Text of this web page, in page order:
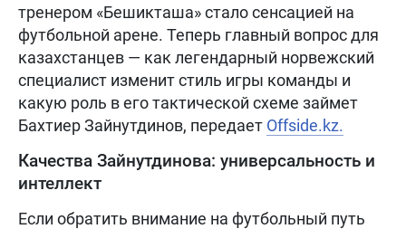
тренером «Бешикташа» стало сенсацией на
футбольной арене. Теперь главный вопрос для
казахстанцев — как легендарный норвежский
специалист изменит стиль игры команды и
какую роль в его тактической схеме займет
Бахтиер Зайнутдинов, передает Offside.kz.
Качества Зайнутдинова: универсальность и
интеллект
Если обратить внимание на футбольный путь